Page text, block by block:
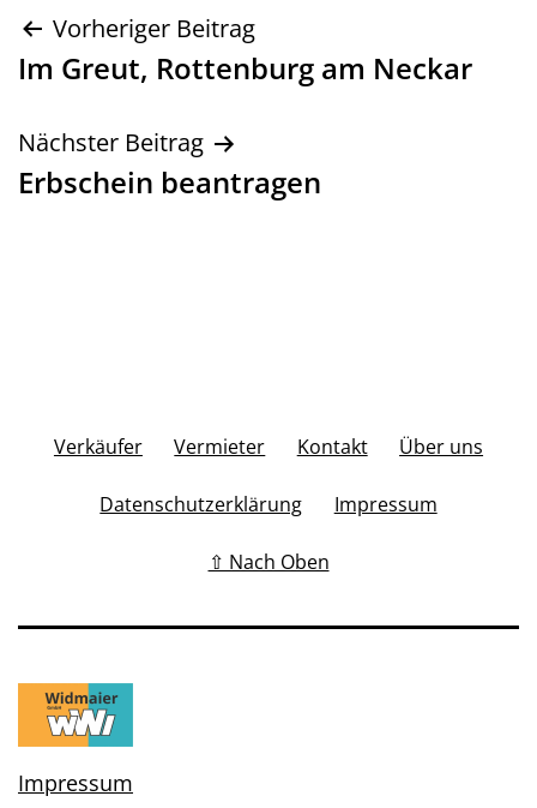
Beitragsnavigation
Vorheriger Beitrag
Im Greut, Rottenburg am Neckar
Nächster Beitrag
Erbschein beantragen
Verkäufer Vermieter Kontakt Über uns
Datenschutzerklärung Impressum
⇧ Nach Oben
Impressum